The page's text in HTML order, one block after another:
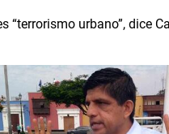
“terrorismo urbano”, dice